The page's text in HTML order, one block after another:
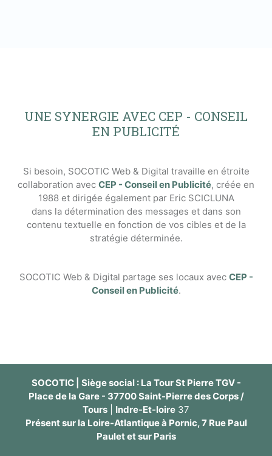
UNE SYNERGIE AVEC CEP - CONSEIL
EN PUBLICITÉ
Si besoin, SOCOTIC Web & Digital travaille en étroite
collaboration avec CEP - Conseil en Publicité, créée en
1988 et dirigée également par Eric SCICLUNA
dans la détermination des messages et dans son
contenu textuelle en fonction de vos cibles et de la
stratégie déterminée.
SOCOTIC Web & Digital partage ses locaux avec CEP -
Conseil en Publicité.
SOCOTIC | Siège social : La Tour St Pierre TGV -
Place de la Gare - 37700 Saint-Pierre des Corps /
Tours
Indre-Et-loire 37
Présent sur la Loire-Atlantique à Pornic, 7 Rue Paul
Paulet et sur Paris